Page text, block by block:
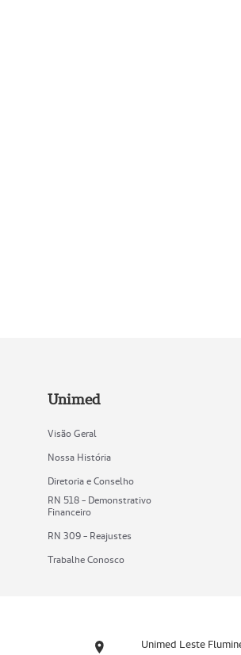
Unimed
Visão Geral
Nossa História
Diretoria e Conselho
RN 518 - Demonstrativo
Financeiro
RN 309 - Reajustes
Trabalhe Conosco
Unimed Leste